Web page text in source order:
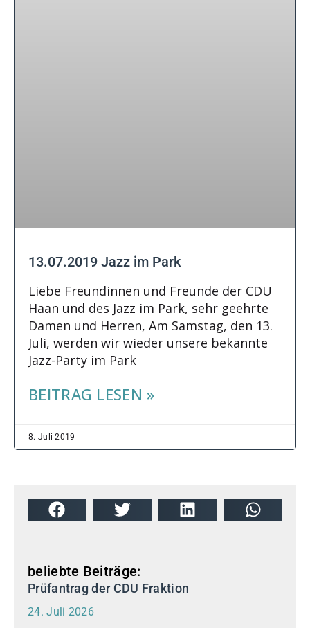
13.07.2019 Jazz im Park
Liebe Freundinnen und Freunde der CDU
Haan und des Jazz im Park, sehr geehrte
Damen und Herren, Am Samstag, den 13.
Juli, werden wir wieder unsere bekannte
Jazz-Party im Park
BEITRAG LESEN »
8. Juli 2019
beliebte Beiträge:
Prüfantrag der CDU Fraktion
24. Juli 2026